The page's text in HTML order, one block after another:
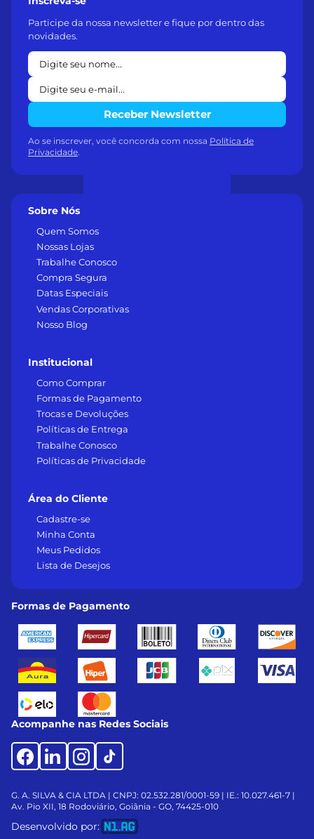
Sobre Nós
Quem Somos
Nossas Lojas
Trabalhe Conosco
Compra Segura
Datas Especiais
Vendas Corporativas
Nosso Blog
Institucional
Como Comprar
Formas de Pagamento
Trocas e Devoluções
Políticas de Entrega
Trabalhe Conosco
Políticas de Privacidade
Área do Cliente
Cadastre-se
Minha Conta
Meus Pedidos
Lista de Desejos
Participe da nossa newsletter e fique por dentro das
novidades.
Receber Newsletter
Ao se inscrever, você concorda com nossa Política de
Privacidade
Formas de Pagamento
Acompanhe nas Redes Sociais
G. A. SILVA & CIA LTDA | CNPJ: 02.532.281/0001-59 | IE.: 10.027.461-7 |
Av. Pio XII, 18 Rodoviário, Goiânia - GO, 74425-010
Desenvolvido por: